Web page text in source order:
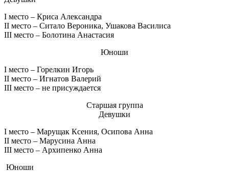
I место – Криса Александра
II место – Ситало Вероника, Ушакова Василиса
III место – Болотина Анастасия
Юноши
I место – Горелкин Игорь
II место – Игнатов Валерий
III место – не присуждается
Старшая группа
Девушки
I место – Марущак Ксения, Осипова Анна
II место – Марусина Анна
III место – Архипенко Анна
Юноши